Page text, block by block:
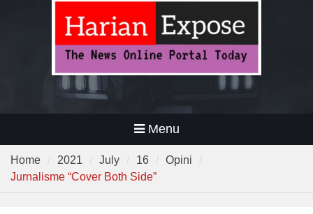
Lama, DPR Minta Diusut
Tuntas
Menu
Home 2021 July 16
Opini
Jurnalisme “Cover Both Side”